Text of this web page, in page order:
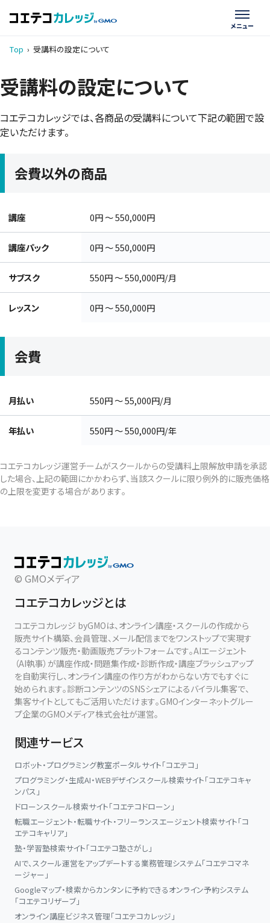
Top › 受講料の設定について
受講料の設定について
コエテコカレッジでは、各商品の受講料について下記の範囲で設
定いただけます。
会費以外の商品
講座 0円 〜 550,000円
講座パック 0円 〜 550,000円
サブスク 550円 〜 550,000円/月
レッスン 0円 〜 550,000円
会費
月払い 550円 〜 55,000円/月
年払い 550円 〜 550,000円/年
コエテコカレッジ運営チームがスクールからの受講料上限解放申請を承認
した場合、上記の範囲にかかわらず、当該スクールに限り例外的に販売価格
の上限を変更する場合があります。
© GMOメディア
コエテコカレッジとは
コエテコカレッジ byGMOは、オンライン講座・スクールの作成から
販売サイト構築、会員管理、メール配信までをワンストップで実現す
るコンテンツ販売・動画販売プラットフォームです。AIエージェント
（AI執事）が講座作成・問題集作成・診断作成・講座ブラッシュアップ
を自動実行し、オンライン講座の作り方がわからない方でもすぐに
始められます。診断コンテンツのSNSシェアによるバイラル集客で、
集客サイトとしてもご活用いただけます。GMOインターネットグルー
プ企業のGMOメディア株式会社が運営。
関連サービス
ロボット・プログラミング教室ポータルサイト「コエテコ」
プログラミング・生成AI・WEBデザインスクール検索サイト「コエテコキャ
ンパス」
ドローンスクール検索サイト「コエテコドローン」
転職エージェント・転職サイト・フリーランスエージェント検索サイト「コ
エテコキャリア」
塾・学習塾検索サイト「コエテコ塾さがし」
AIで、スクール運営をアップデートする業務管理システム「コエテコマネ
ージャー」
Googleマップ・検索からカンタンに予約できるオンライン予約システム
「コエテコリザーブ」
オンライン講座ビジネス管理「コエテコカレッジ」